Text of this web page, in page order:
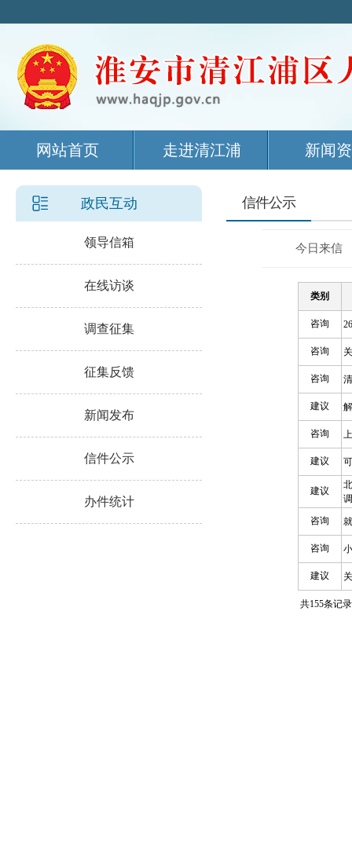
网站首页 走进清江浦 新闻
政民互动
领导信箱
在线访谈
调查征集
征集反馈
新闻发布
信件公示
办件统计
信件公示